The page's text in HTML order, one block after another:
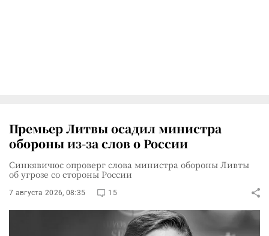
Премьер Литвы осадил министра
обороны из-за слов о России
Синкявичюс опроверг слова министра обороны Ливты
об угрозе со стороны России
7 августа 2026, 08:35 15